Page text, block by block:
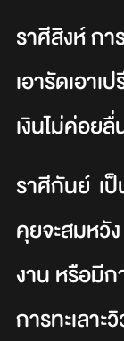
ราศีสิงห์ กา
เอารัดเอา
เงินไม่ค่อย
ราศีกันย์ เป็
คุยจะสมหวั
งาน หรือมีก
การทะเลาะ